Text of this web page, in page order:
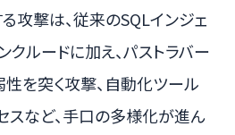
攻撃は、従来のSQLインジェ
クルードに加え、パストラバー
を突く攻撃、自動化ツール
スなど、手口の多様化が進ん